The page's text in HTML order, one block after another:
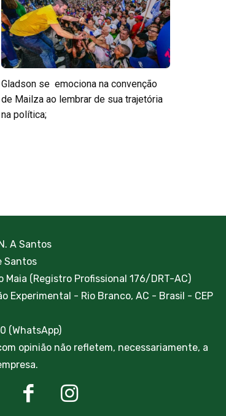
Gladson se emociona na convenção
de Mailza ao lembrar de sua trajetória
na política;
A Santos
Santos
Maia (Registro Profissional 176/DRT-AC)
Experimental - Rio Branco, AC - Brasil - CEP
(WhatsApp)
opinião não refletem, necessariamente, a